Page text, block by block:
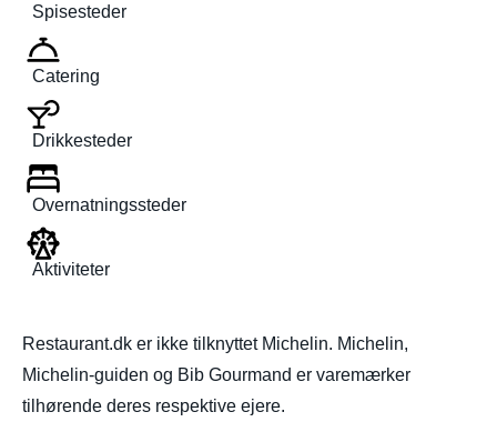
Spisesteder
Catering
Drikkesteder
Overnatningssteder
Aktiviteter
Restaurant.dk er ikke tilknyttet Michelin. Michelin,
Michelin-guiden og Bib Gourmand er varemærker
tilhørende deres respektive ejere.